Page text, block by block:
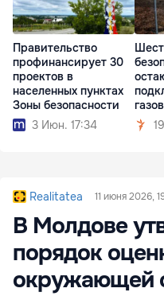
Правительство
профинансирует 30
проектов в
населенных пунктах
Зоны безопасности
3 Июн. 17:34
Realitatea 11 июня 2026,
В Молдове
порядок
окружающей